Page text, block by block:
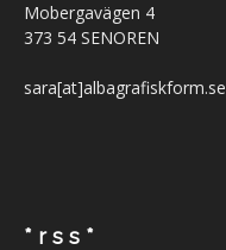
Mobergavägen 4
373 54 SENOREN
sara[at]albagrafiskform.se
* r s s *